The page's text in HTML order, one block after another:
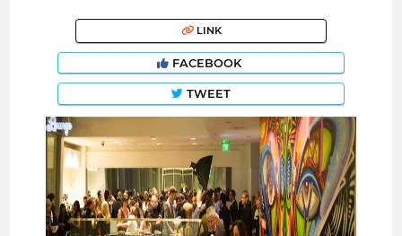
LINK
FACEBOOK
TWEET